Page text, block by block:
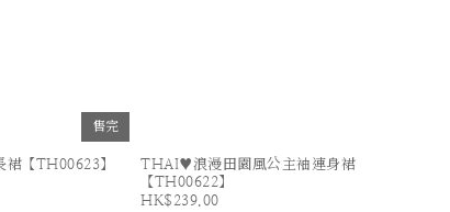
售完
【TH00623】
THAI♥浪漫田園風公主袖連身裙
【TH00622】
HK$239.00